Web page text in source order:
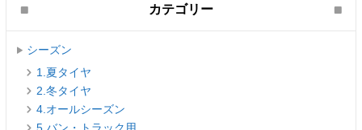
カテゴリー
シーズン
1.夏タイヤ
2.冬タイヤ
4.オールシーズン